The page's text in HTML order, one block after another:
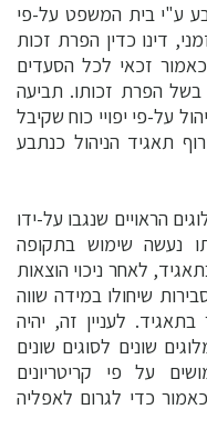
ע"י בית המשפט על-פי
דינו כדין הפרת זכות
זכאי לכל הסעדים
בשל הפרת זכותו. תביעה
על-פי יפויי כוח שקיבל
תאגיד הניהול כנתבע
הראויים שנגבו על-ידו
נעשה שימוש בתקופה
לאחר ניכוי הוצאות
שיחולו במידה שווה
לעניין זה, יהיה
שונים לסוגים שונים
על פי קריטריונים
כדי לגרום לאפליה